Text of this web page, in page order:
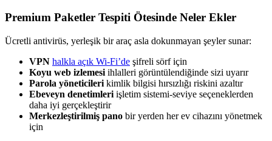
Premium Paketler Tespiti Ötesinde Neler Ekler
Ücretli antivirüs, yerleşik bir araç asla dokunmayan şeyler sunar:
VPN halkla açık Wi-Fi’de şifreli sörf için
Koyu web izlemesi ihlalleri görüntülendiğinde sizi uyarır
Parola yöneticileri kimlik bilgisi hırsızlığı riskini azaltır
Ebeveyn denetimleri işletim sistemi-seviye seçeneklerden
daha iyi gerçekleştirir
Merkezleştirilmiş pano bir yerden her ev cihazını yönetmek
için